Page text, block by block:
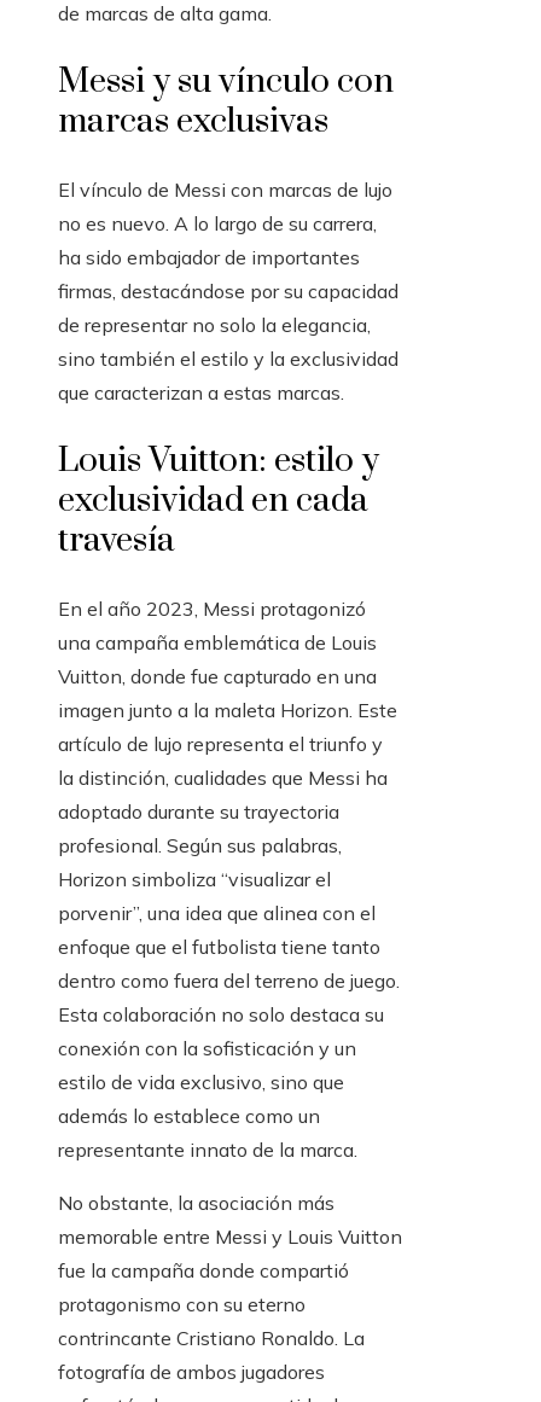
de marcas de alta gama.
Messi y su vínculo con
marcas exclusivas
El vínculo de Messi con marcas de lujo
no es nuevo. A lo largo de su carrera,
ha sido embajador de importantes
firmas, destacándose por su capacidad
de representar no solo la elegancia,
sino también el estilo y la exclusividad
que caracterizan a estas marcas.
Louis Vuitton: estilo y
exclusividad en cada
travesía
En el año 2023, Messi protagonizó
una campaña emblemática de Louis
Vuitton, donde fue capturado en una
imagen junto a la maleta Horizon. Este
artículo de lujo representa el triunfo y
la distinción, cualidades que Messi ha
adoptado durante su trayectoria
profesional. Según sus palabras,
Horizon simboliza “visualizar el
porvenir”, una idea que alinea con el
enfoque que el futbolista tiene tanto
dentro como fuera del terreno de juego.
Esta colaboración no solo destaca su
conexión con la sofisticación y un
estilo de vida exclusivo, sino que
además lo establece como un
representante innato de la marca.
No obstante, la asociación más
memorable entre Messi y Louis Vuitton
fue la campaña donde compartió
protagonismo con su eterno
contrincante Cristiano Ronaldo. La
fotografía de ambos jugadores